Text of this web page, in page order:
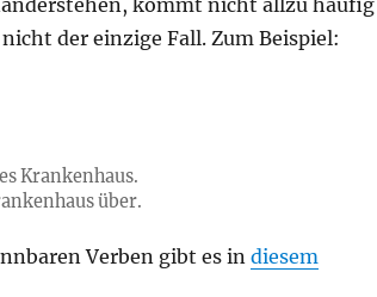
kommt nicht allzu häufig
der einzige Fall. Zum Beispiel:
Krankenhaus.
über.
Verben gibt es in diesem